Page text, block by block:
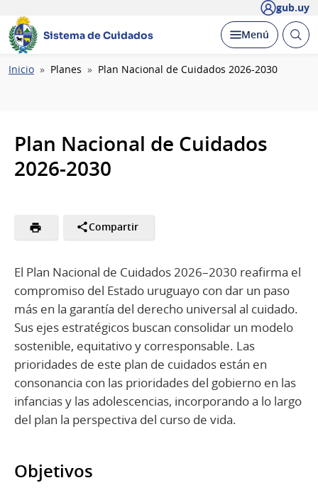
gub.uy
Sistema de Cuidados Desplegar
Menú Abrir
Ruta
Inicio Planes Plan Nacional de Cuidados 2026-2030
Plan Nacional de Cuidados
2026-2030
Compartir
El Plan Nacional de Cuidados 2026–2030 reafirma el
compromiso del Estado uruguayo con dar un paso
más en la garantía del derecho universal al cuidado.
Sus ejes estratégicos buscan consolidar un modelo
sostenible, equitativo y corresponsable. Las
prioridades de este plan de cuidados están en
consonancia con las prioridades del gobierno en las
infancias y las adolescencias, incorporando a lo largo
del plan la perspectiva del curso de vida.
Objetivos